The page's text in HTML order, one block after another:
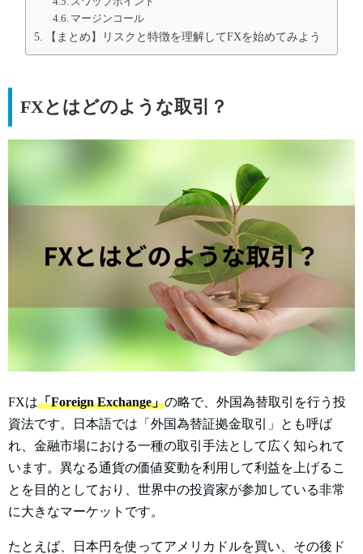
マージンコール
【まとめ】リスクと特徴を理解してFXを始めてみよう
FXとはどのような取引？
FXは「Foreign Exchange」の略で、外国為替取引を行う投
資法です。日本語では「外国為替証拠金取引」とも呼ば
れ、金融市場における一種の取引手法として広く知られて
います。異なる通貨の価値変動を利用して利益を上げるこ
とを目的としており、世界中の投資家が参加している非常
に大きなマーケットです。
たとえば、日本円を使ってアメリカドルを買い、その後ド